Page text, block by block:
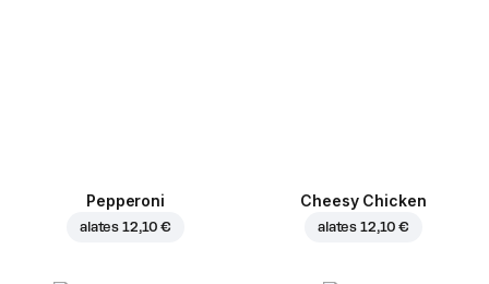
Pepperoni
alates 12,10 €
Cheesy Chicken
alates 12,10 €